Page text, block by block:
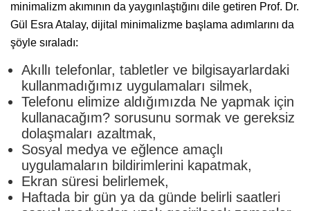
minimalizm akımının da yaygınlaştığını dile getiren Prof. Dr.
Gül Esra Atalay, dijital minimalizme başlama adımlarını da
şöyle sıraladı:
Akıllı telefonlar, tabletler ve bilgisayarlardaki
kullanmadığımız uygulamaları silmek,
Telefonu elimize aldığımızda Ne yapmak için
kullanacağım? sorusunu sormak ve gereksiz
dolaşmaları azaltmak,
Sosyal medya ve eğlence amaçlı
uygulamaların bildirimlerini kapatmak,
Ekran süresi belirlemek,
Haftada bir gün ya da günde belirli saatleri